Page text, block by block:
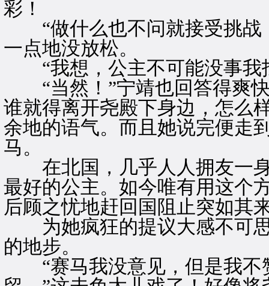
彩！
“做什么也不问就接受挑战
一点地没放松。
“我想，公主不可能没事我
“当然！”宁靖也回答得爽快
谁就得离开尧殿下身边，怎么
余地的语气。而且她说完便走
马。
在北国，几乎人人拥友一身
最好的公主。如今唯有用这个
后顾之忧地赶回国阻止突如其
为她疯狂的提议大感不可思
的地步。
“赛马我没意见，但是我不